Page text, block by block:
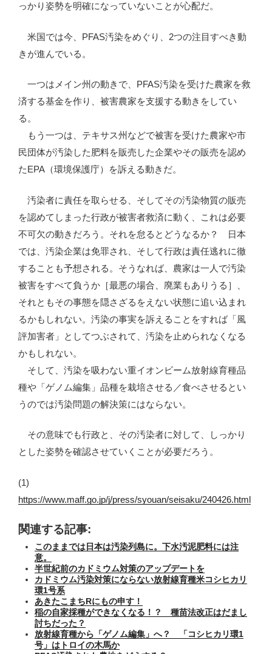
っかり姿勢を明確になっていないことが心配だ。
米国では今、PFAS汚染をめぐり、2つの注目すべき動
きが進んでいる。
一つはメイン州の動きで、PFAS汚染を受けた農家を救
済する基金を作り、被害農家を支援する動きをしてい
る。
もう一つは、テキサス州などで被害を受けた農家や市
民団体が汚染した肥料を販売した企業やその販売を認め
たEPA（環境保護庁）を訴える動きだ。
汚染者に責任を取らせる、そしてその汚染物質の販売
を認めてしまった行政が被害者救済に動く、これは必要
不可欠の動きだろう。それを怠るとどうなるか？ 日本
では、汚染企業は免罪され、そして行政は責任逃れに徹
することも予想される。そうなれば、農家は一人で汚染
被害をすべて負うか［最悪の場合、廃業もありうる］、
それともその事態を隠さざるをえない状態に追い込まれ
るかもしれない。汚染の事実を訴えることをすれば「風
評加害者」としてつぶされて、汚染を止められなくなる
かもしれない。
そして、汚染を吸わない重イオンビーム放射線育種品
種や「ゲノム編集」品種を栽培させる／食べさせるとい
うのでは汚染問題の解決策にはならない。
その意味でも行政と、その汚染者に対して、しっかり
とした姿勢を確認させていくことが必要だろう。
(1)
https://www.maff.go.jp/j/press/syouan/seisaku/240426.html
関連する記事:
このままでは日本は汚染列島に。下水汚泥肥料には注
意。
半世紀前のカドミウム対策のアップデートを
カドミウム汚染対策にならない放射線育種米コシヒカリ
環1号系
あきたこまちRにもの申す！
稲の自家採種ができなくなる！？ 種苗法改正はだまし
討ちだった？
放射線育種から「ゲノム編集」へ？ 「コシヒカリ環1
号」はトロイの木馬か